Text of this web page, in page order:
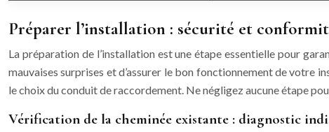
Préparer l’installation : sécurité et
La préparation de l’installation est une étape essentielle pour
mauvaises surprises et d’assurer le bon fonctionnement de votre
le choix du conduit de raccordement. Ne négligez aucune étape
Vérification de la cheminée existante : diagnostic